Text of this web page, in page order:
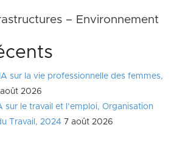
– Environnement
sur la vie professionnelle des femmes,
août 2026
sur le travail et l’emploi, Organisation
Travail, 2024 7 août 2026